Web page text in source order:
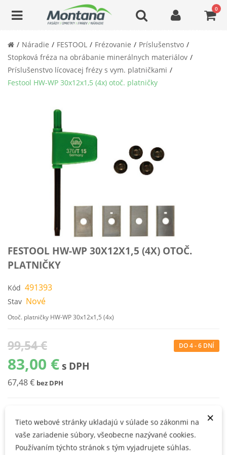
0
Náradie FESTOOL Frézovanie
Príslušenstvo
Stopková fréza na obrábanie minerálnych materiálov
Príslušenstvo lícovacej frézy s vym. platničkami
Festool HW-WP 30x12x1,5 (4x) otoč. platničky
FESTOOL HW-WP 30X12X1,5 (4X) OTOČ.
PLATNIČKY
Kód 491393
Stav Nové
Otoč. platničky HW-WP 30x12x1,5 (4x)
99,54 €
83,00 € s DPH
67,48 € bez DPH
DO 4 - 6 DNÍ
KÚPIŤ ×
Tieto webové stránky ukladajú v súlade so zákonmi na
vaše zariadenie súbory, všeobecne nazývané cookies.
Používaním týchto stránok s tým vyjadrujete súhlas.